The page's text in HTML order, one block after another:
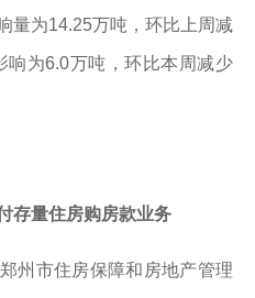
量为14.25万吨，环比上周减
响为6.0万吨，环比本周减少
存量住房购房款业务
州市住房保障和房地产管理